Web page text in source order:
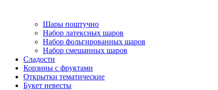
Шары поштучно
Набор латексных шаров
Набор фольгированных шаров
Набор смешанных шаров
Сладости
Корзины с фруктами
Открытки тематические
Букет невесты